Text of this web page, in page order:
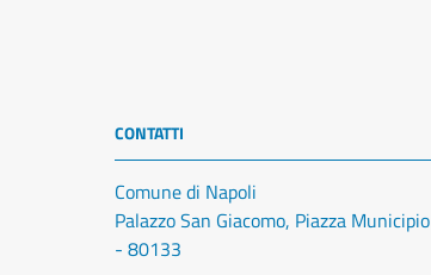
CONTATTI
Comune di Napoli
Palazzo San Giacomo, Piazza Municipio
- 80133